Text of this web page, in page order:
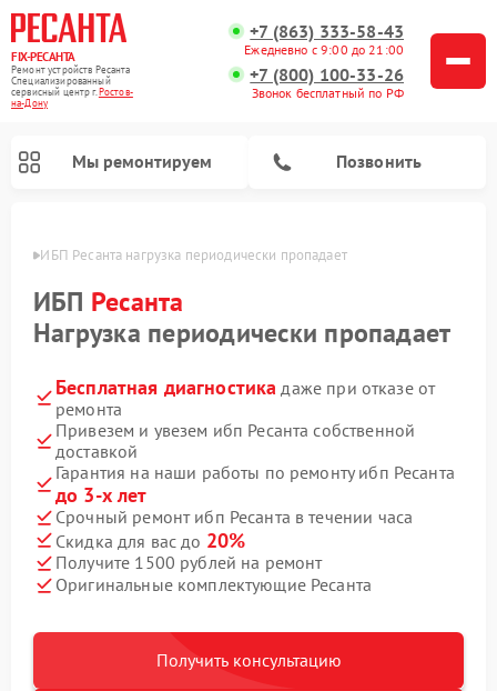
FIX-РЕСАНТА
Ремонт устройств Ресанта
Специализированный
cервисный центр г.Ростов-
на-Дону
+7 (863) 333-58-43
Ежедневно с 9:00 до 21:00
+7 (800) 100-33-26
Звонок бесплатный по РФ
Мы ремонтируем Позвонить
Дону ИБП Ресанта нагрузка периодически пропадает
ИБП Ресанта
Нагрузка периодически пропадает
Бесплатная диагностика даже при отказе от
ремонта
Привезем и увезем ибп Ресанта собственной
доставкой
Гарантия на наши работы по ремонту ибп Ресанта
до 3-х лет
Срочный ремонт ибп Ресанта в течении часа
Скидка для вас до 20%
Получите 1500 рублей на ремонт
Оригинальные комплектующие Ресанта
Получить консультацию